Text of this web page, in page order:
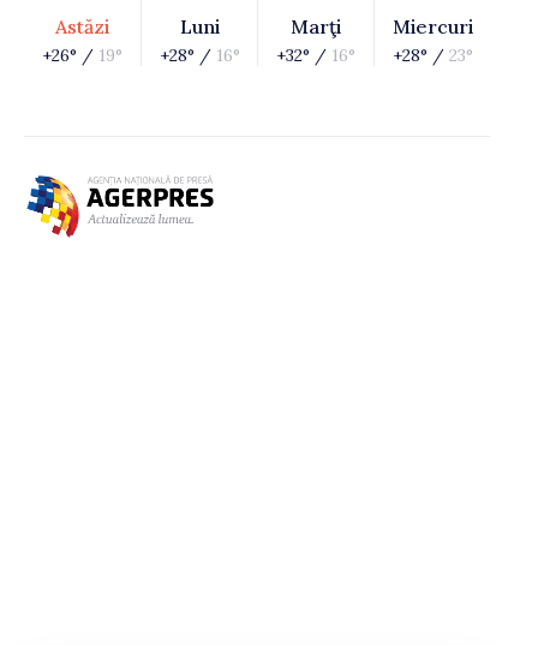
Astăzi
+26° / 19°
Luni
+28° / 16°
Marţi
+32° / 16°
Miercuri
+28° / 23°